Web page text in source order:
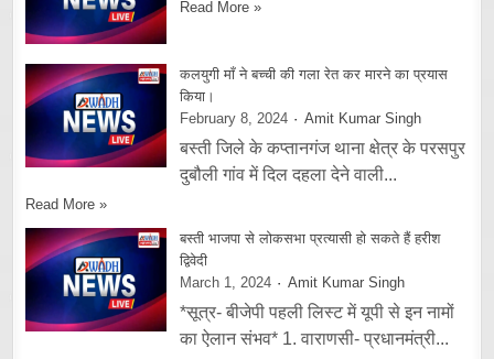
Read More »
कलयुगी माँ ने बच्ची की गला रेत कर मारने का प्रयास
किया।
February 8, 2024
Amit Kumar Singh
बस्ती जिले के कप्तानगंज थाना क्षेत्र के परसपुर
दुबौली गांव में दिल दहला देने वाली...
Read More »
बस्ती भाजपा से लोकसभा प्रत्यासी हो सकते हैं हरीश
द्विवेदी
March 1, 2024
Amit Kumar Singh
*सूत्र- बीजेपी पहली लिस्ट में यूपी से इन नामों
का ऐलान संभव* 1. वाराणसी- प्रधानमंत्री...